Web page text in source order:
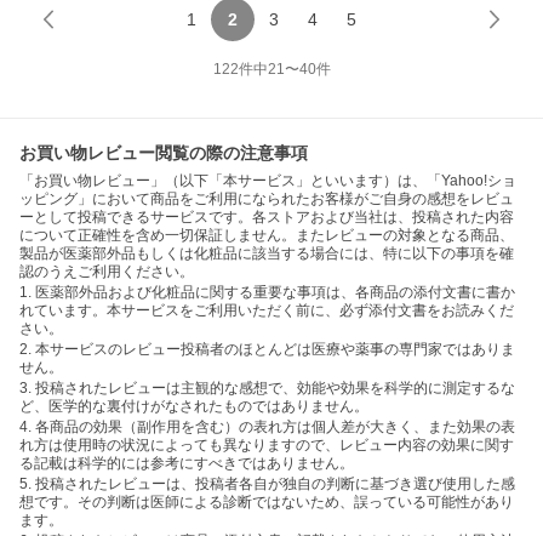
1 2 3 4 5
122件中21〜40件
お買い物レビュー閲覧の際の注意事項
「お買い物レビュー」（以下「本サービス」といいます）は、「Yahoo!ショ
ッピング」において商品をご利用になられたお客様がご自身の感想をレビュ
ーとして投稿できるサービスです。各ストアおよび当社は、投稿された内容
について正確性を含め一切保証しません。またレビューの対象となる商品、
製品が医薬部外品もしくは化粧品に該当する場合には、特に以下の事項を確
認のうえご利用ください。
1. 医薬部外品および化粧品に関する重要な事項は、各商品の添付文書に書か
れています。本サービスをご利用いただく前に、必ず添付文書をお読みくだ
さい。
2. 本サービスのレビュー投稿者のほとんどは医療や薬事の専門家ではありま
せん。
3. 投稿されたレビューは主観的な感想で、効能や効果を科学的に測定するな
ど、医学的な裏付けがなされたものではありません。
4. 各商品の効果（副作用を含む）の表れ方は個人差が大きく、また効果の表
れ方は使用時の状況によっても異なりますので、レビュー内容の効果に関す
る記載は科学的には参考にすべきではありません。
5. 投稿されたレビューは、投稿者各自が独自の判断に基づき選び使用した感
想です。その判断は医師による診断ではないため、誤っている可能性があり
ます。